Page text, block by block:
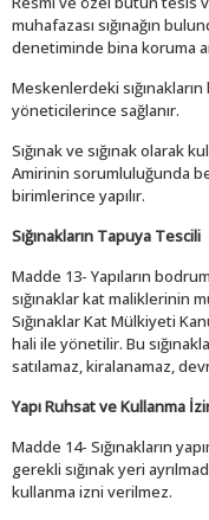
muhafazası sığınağın
denetiminde bina koruma
Meskenlerdeki
yöneticilerince sağlanır.
Sığınak ve sığınak olarak
Amirinin sorumluluğunda
birimlerince yapılır.
Sığınakların Tapuya Tescili
Madde 13- Yapıların
sığınaklar kat maliklerinin
Sığınaklar Kat Mülkiyeti
hali ile yönetilir. Bu
satılamaz, kiralanamaz,
Yapı Ruhsat ve Kullanma
Madde 14- Sığınakların
gerekli sığınak yeri
kullanma izni verilmez.